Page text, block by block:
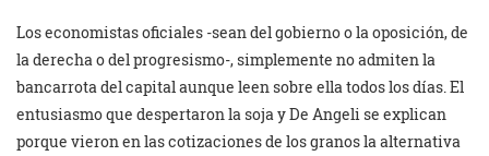
Los economistas oficiales -sean del gobierno o la oposición, de
la derecha o del progresismo-, simplemente no admiten la
bancarrota del capital aunque leen sobre ella todos los días. El
entusiasmo que despertaron la soja y De Angeli se explican
porque vieron en las cotizaciones de los granos la alternativa